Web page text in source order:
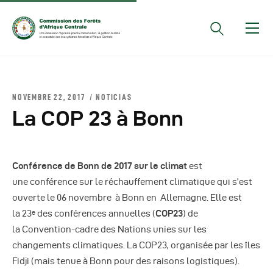
Conseils Des Ministres
Comptes Rendus De
Régionales
Rapports
Publications
COMIFAC Newsletter
Réunions Réseaux
CEFDHAC
NOVEMBRE 22, 2017 NOTICIAS
La COP 23 à Bonn
Conférence de Bonn de 2017 sur le climatest
une conférence sur le réchauffement climatique qui s’est
ouverte le 06 novembre à Bonn en Allemagne. Elle est
la 23e des conférences annuelles (COP23) de
la Convention-cadre des Nations unies sur les
changements climatiques. La COP23, organisée par les îles
Fidji (mais tenue à Bonn pour des raisons logistiques).